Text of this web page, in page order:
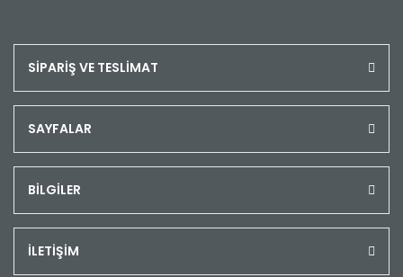
SİPARİŞ VE TESLİMAT
SAYFALAR
BİLGİLER
İLETİŞİM